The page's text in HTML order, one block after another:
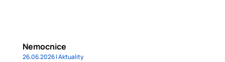
Nemocnice
26.06.2026|Aktuality